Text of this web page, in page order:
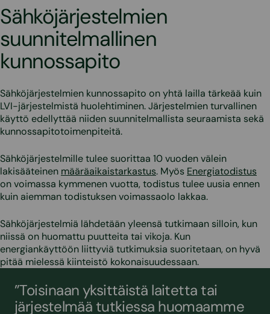
Sähköjärjestelmien
suunnitelmallinen
kunnossapito
Sähköjärjestelmien kunnossapito on yhtä lailla tärkeää kuin
LVI-järjestelmistä huolehtiminen. Järjestelmien turvallinen
käyttö edellyttää niiden suunnitelmallista seuraamista sekä
kunnossapitotoimenpiteitä.
Sähköjärjestelmille tulee suorittaa 10 vuoden välein
lakisääteinen määräaikaistarkastus. Myös Energiatodistus
on voimassa kymmenen vuotta, todistus tulee uusia ennen
kuin aiemman todistuksen voimassaolo lakkaa.
Sähköjärjestelmiä lähdetään yleensä tutkimaan silloin, kun
niissä on huomattu puutteita tai vikoja. Kun
energiankäyttöön liittyviä tutkimuksia suoritetaan, on hyvä
pitää mielessä kiinteistö kokonaisuudessaan.
”Toisinaan yksittäistä laitetta tai
järjestelmää tutkiessa huomaamme